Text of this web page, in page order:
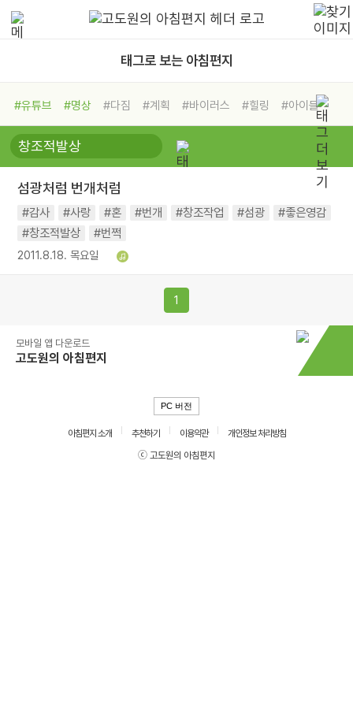
태그로 보는 아침편지
#유튜브 #명상 #다짐 #계획 #바이러스 #힐링
#아이들
#비전캠프
#독서캠프 #삶
#희망
#나눔 #친구 #링컨학교
#독서
#건강 #면역력
섬광처럼 번개처럼
#감사 #사랑 #혼 #번개 #창조작업 #섬광
#좋은영감
#창조적발상
#번쩍
2011.8.18. 목요일
1
모바일 앱 다운로드
고도원의 아침편지
PC 버전
아침편지 소개 추천하기 이용약관
개인정보 처리방침
ⓒ 고도원의 아침편지